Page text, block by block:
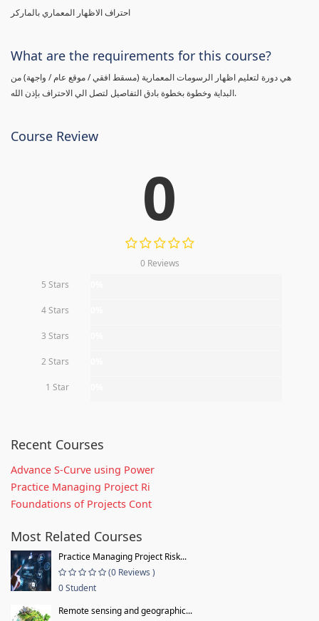
احتراف الاظهار المعماري بالماركر
What are the requirements for this course?
هي دورة لتعليم اظهار الرسومات المعمارية (مسقط افقي / موقع عام / واجهة) من
البداية وخطوة بخطوة بادق التفاصيل لتصل الي الاحتراف بإذن الله.
Course Review
0
0 Reviews
5 Stars
4 Stars
3 Stars
2 Stars
1 Star
Recent Courses
Advance S-Curve using Power
Practice Managing Project Ri
Foundations of Projects Cont
Most Related Courses
Practice Managing Project Risk...
(0 Reviews )
0 Student
Remote sensing and geographic...